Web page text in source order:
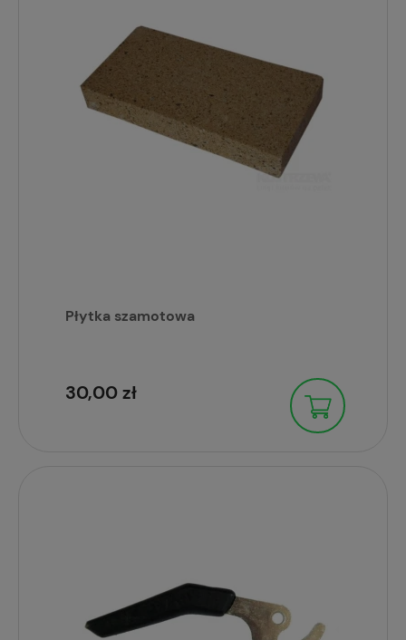
Płytka szamotowa
30,00 zł